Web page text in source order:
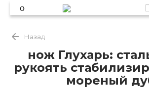
Назад
нож Глухарь:
рукоять
мореный